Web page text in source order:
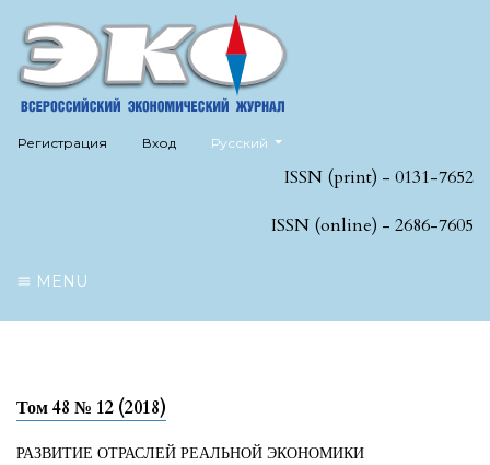
Регистрация Вход Русский
ISSN (print) - 0131-7652
ISSN (online) - 2686-7605
MENU
Том 48 № 12 (2018)
РАЗВИТИЕ ОТРАСЛЕЙ РЕАЛЬНОЙ ЭКОНОМИКИ